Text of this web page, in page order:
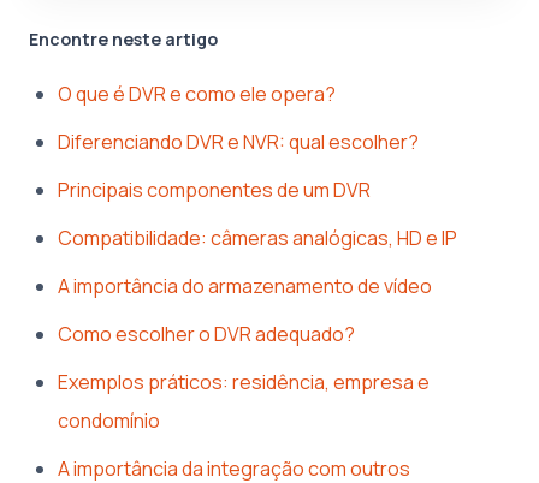
Encontre neste artigo
O que é DVR e como ele opera?
Diferenciando DVR e NVR: qual escolher?
Principais componentes de um DVR
Compatibilidade: câmeras analógicas, HD e IP
A importância do armazenamento de vídeo
Como escolher o DVR adequado?
Exemplos práticos: residência, empresa e
condomínio
A importância da integração com outros